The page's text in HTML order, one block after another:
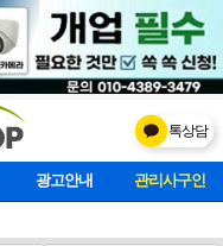
톡상담
광고안내 마사지클럽